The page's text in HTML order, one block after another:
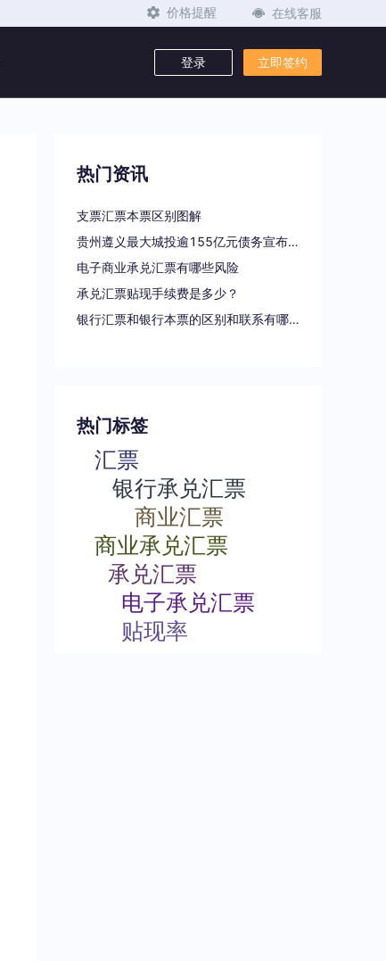
价格提醒 在线客服
登录 立即签约
热门资讯
支票汇票本票区别图解
贵州遵义最大城投逾155亿元债务宣布重组
电子商业承兑汇票有哪些风险
承兑汇票贴现手续费是多少？
银行汇票和银行本票的区别和联系有哪些（一文读懂支票、本票和汇票的区别）
热门标签
汇票
银行承兑汇票
商业汇票
商业承兑汇票
承兑汇票
电子承兑汇票
贴现率